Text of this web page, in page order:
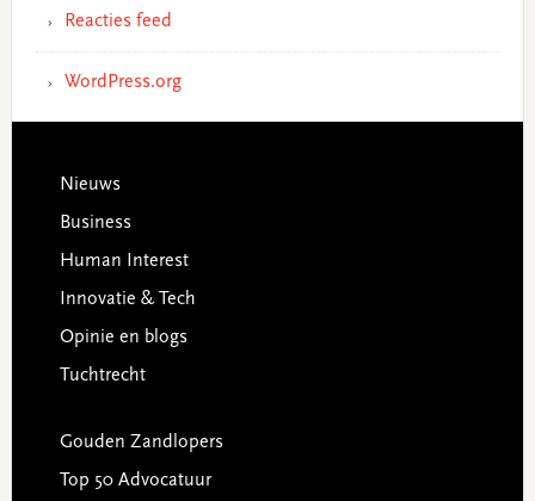
Reacties feed
WordPress.org
Footer
Nieuws
Business
Human Interest
Innovatie & Tech
Opinie en blogs
Tuchtrecht
Gouden Zandlopers
Top 50 Advocatuur